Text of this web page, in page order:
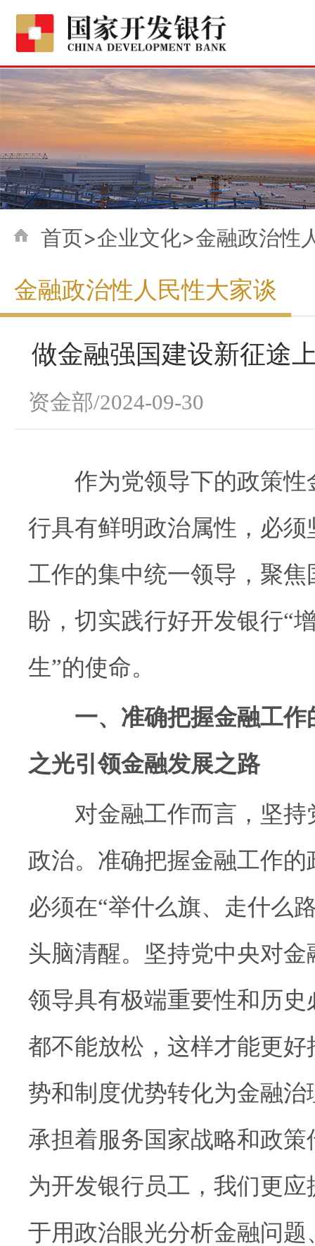
首页>企业文化>金融政治性
金融政治性人民性大家谈
做金融强国建设新征途
资金部/2024-09-30
作为党领导下的政策性
行具有鲜明政治属性，必
工作的集中统一领导，聚
盼，切实践行好开发银行“
生”的使命。
一、准确把握金融工作
之光引领金融发展之路
对金融工作而言，坚持
政治。准确把握金融工作
必须在“举什么旗、走什么
头脑清醒。坚持党中央对
领导具有极端重要性和历
都不能放松，这样才能更
势和制度优势转化为金融
承担着服务国家战略和政
为开发银行员工，我们更
于用政治眼光分析金融问